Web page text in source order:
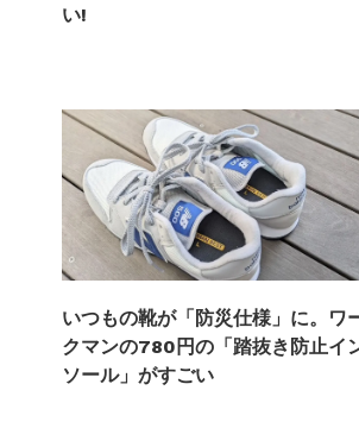
い!
いつもの靴が「防災仕様」に。ワ
クマンの780円の「踏抜き防止イ
ソール」がすごい